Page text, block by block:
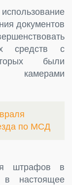
документов
средств с
были
по МСД
штрафов в
в настоящее